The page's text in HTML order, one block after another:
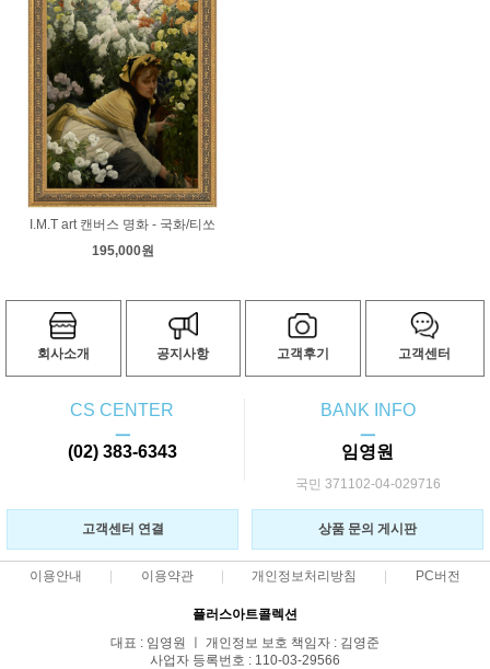
컨스터블 코로 코트 쿠르베
티치아노 팡탱 라투르 푸생
하예츠 호머 호베마
I.M.T art 캔버스 명화 - 국화/티쏘
195,000원
회사소개 공지사항 고객후기 고객센터
CS CENTER
ㅡ
(02) 383-6343
BANK INFO
ㅡ
임영원
국민 371102-04-029716
고객센터 연결 상품 문의 게시판
이용안내 이용약관 개인정보처리방침 PC버전
플러스아트콜렉션
대표 : 임영원 ㅣ 개인정보 보호 책임자 : 김영준
사업자 등록번호 : 110-03-29566